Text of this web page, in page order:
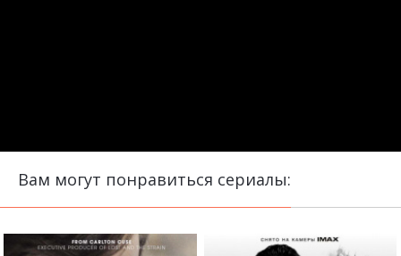
Вам могут понравиться сериалы: